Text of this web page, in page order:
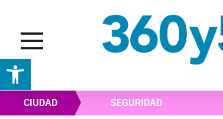
Abrir barra de
CIUDAD SEGURIDAD